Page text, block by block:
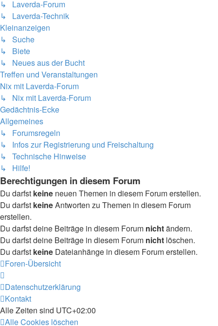
↳ Laverda-Forum
↳ Laverda-Technik
Kleinanzeigen
↳ Suche
↳ Biete
↳ Neues aus der Bucht
Treffen und Veranstaltungen
Nix mit Laverda-Forum
↳ Nix mit Laverda-Forum
Gedächtnis-Ecke
Allgemeines
↳ Forumsregeln
↳ Infos zur Registrierung und Freischaltung
↳ Technische Hinweise
↳ Hilfe!
Berechtigungen in diesem Forum
Du darfst keine neuen Themen in diesem Forum erstellen.
Du darfst keineAntworten zu Themen in diesem Forum
erstellen.
Du darfst deine Beiträge in diesem Forum nichtändern.
Du darfst deine Beiträge in diesem Forum nicht löschen.
Du darfst keine Dateianhänge in diesem Forum erstellen.
Foren-Übersicht
Datenschutzerklärung
Kontakt
Alle Zeiten sind UTC+02:00
Alle Cookies löschen